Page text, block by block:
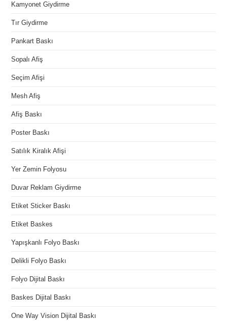
Kamyonet Giydirme
Tır Giydirme
Pankart Baskı
Sopalı Afiş
Seçim Afişi
Mesh Afiş
Afiş Baskı
Poster Baskı
Satılık Kiralık Afişi
Yer Zemin Folyosu
Duvar Reklam Giydirme
Etiket Sticker Baskı
Etiket Baskes
Yapışkanlı Folyo Baskı
Delikli Folyo Baskı
Folyo Dijital Baskı
Baskes Dijital Baskı
One Way Vision Dijital Baskı